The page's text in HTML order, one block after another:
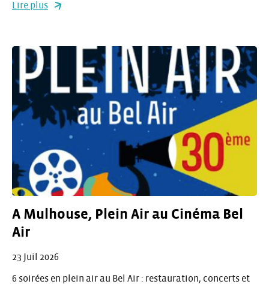
Lire plus
A Mulhouse, Plein Air au Cinéma Bel
Air
23 Juil 2026
6 soirées en plein air au Bel Air : restauration, concerts et